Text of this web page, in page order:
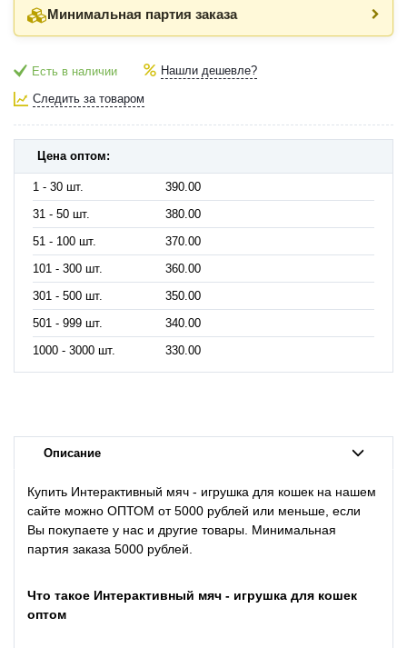
Минимальная партия заказа
Есть в наличии Нашли дешевле?
Следить за товаром
Цена оптом:
1 - 30 шт.
390.00
31 - 50 шт.
380.00
51 - 100 шт.
370.00
101 - 300 шт.
360.00
301 - 500 шт.
350.00
501 - 999 шт.
340.00
1000 - 3000 шт.
330.00
Описание
Купить Интерактивный мяч - игрушка для кошек на нашем
сайте можно ОПТОМ от 5000 рублей или меньше, если
Вы покупаете у нас и другие товары. Минимальная
партия заказа 5000 рублей.
Что такое Интерактивный мяч - игрушка для кошек
оптом